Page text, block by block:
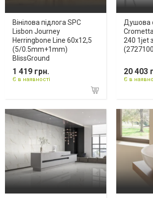
Вінілова підлога SPC
Lisbon Journey
Herringbone Line 60x12,5
(5/0.5mm+1mm)
BlissGround
1 419 грн.
Є в наявності
Душова
240 1jet
20 403
Є в